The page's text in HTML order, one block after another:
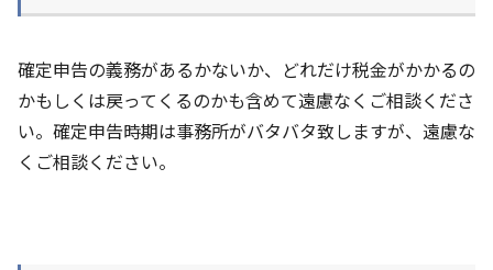
確定申告の義務があるかないか、どれだけ税金がかかるの
かもしくは戻ってくるのかも含めて遠慮なくご相談くださ
い。確定申告時期は事務所がバタバタ致しますが、遠慮な
くご相談ください。